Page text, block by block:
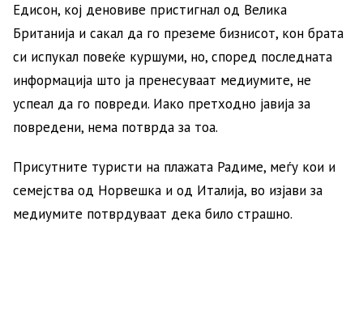
Едисон, кој деновиве пристигнал од Велика
Британија и сакал да го преземе бизнисот, кон брата
си испукал повеќе куршуми, но, според последната
информација што ја пренесуваат медиумите, не
успеал да го повреди. Иако претходно јавија за
повредени, нема потврда за тоа.
Присутните туристи на плажата Радиме, меѓу кои и
семејства од Норвешка и од Италија, во изјави за
медиумите потврдуваат дека било страшно.